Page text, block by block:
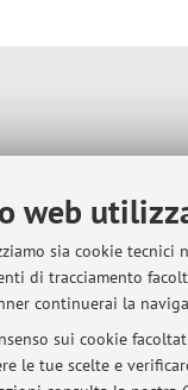
web
sia cookie tecnici
di tracciamento
continuerai la
sui cookie
le tue scelte e